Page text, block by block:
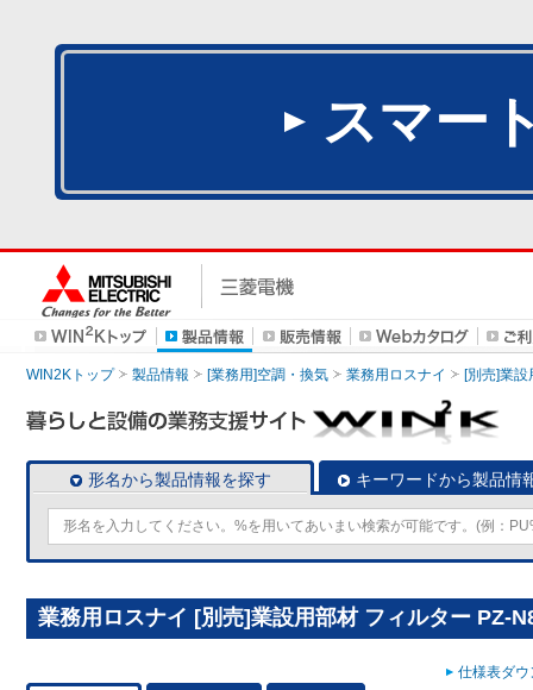
スマー
WIN2Kトップ 製品情報 [業務用]空調・換気 業務用ロスナイ [別売]業設
形名から製品情報を探す キーワードから製品情
業務用ロスナイ [別売]業設用部材 フィルター PZ-
仕様表ダ